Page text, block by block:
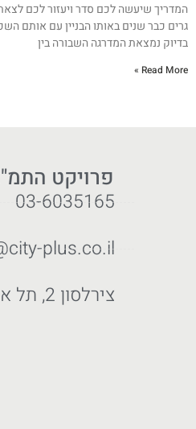
המדריך שיעשה לכם סדר ויעזור לכם
גרים כבר שנים באותו הבניין עם אותם
בדיוק נמצאת המדרגה השבורה בין
Read More »
פרויקט
03-6035165
plus.co.il
צירלסון 2, תל אביב יפו